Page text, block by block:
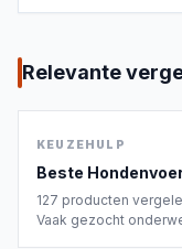
Relevante
KEUZEHULP
Beste
127 producten
Vaak gezocht